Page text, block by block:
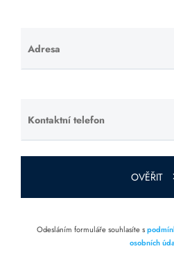
Adresa
Ponechte
toto pole
Kontaktní telefon
Ponechte
toto pole
prázdné.
OVĚŘIT
Odesláním formuláře souhlasíte s
osobních